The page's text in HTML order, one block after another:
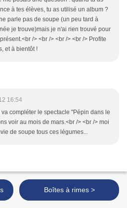
à tes élèves, tu as utilisé un album ?
parle pas de soupe (un peu tard à
je trouve)mais je n'ai rien trouvé pour
/> <br /> <br /> <br /> Profite
et à bientôt !
16:54
compléter le spectacle "Pépin dans le
voir au mois de mars.<br /> <br /> moi
de soupe tous ces légumes...
Boîtes à rimes >